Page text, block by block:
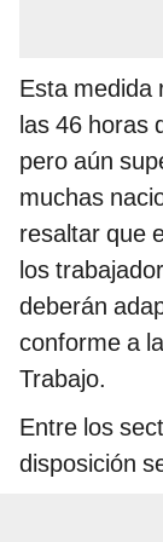
Esta medida
las 46 horas
pero aún
muchas
resaltar que
los
deberán
conforme a
Trabajo.
Entre los
disposición